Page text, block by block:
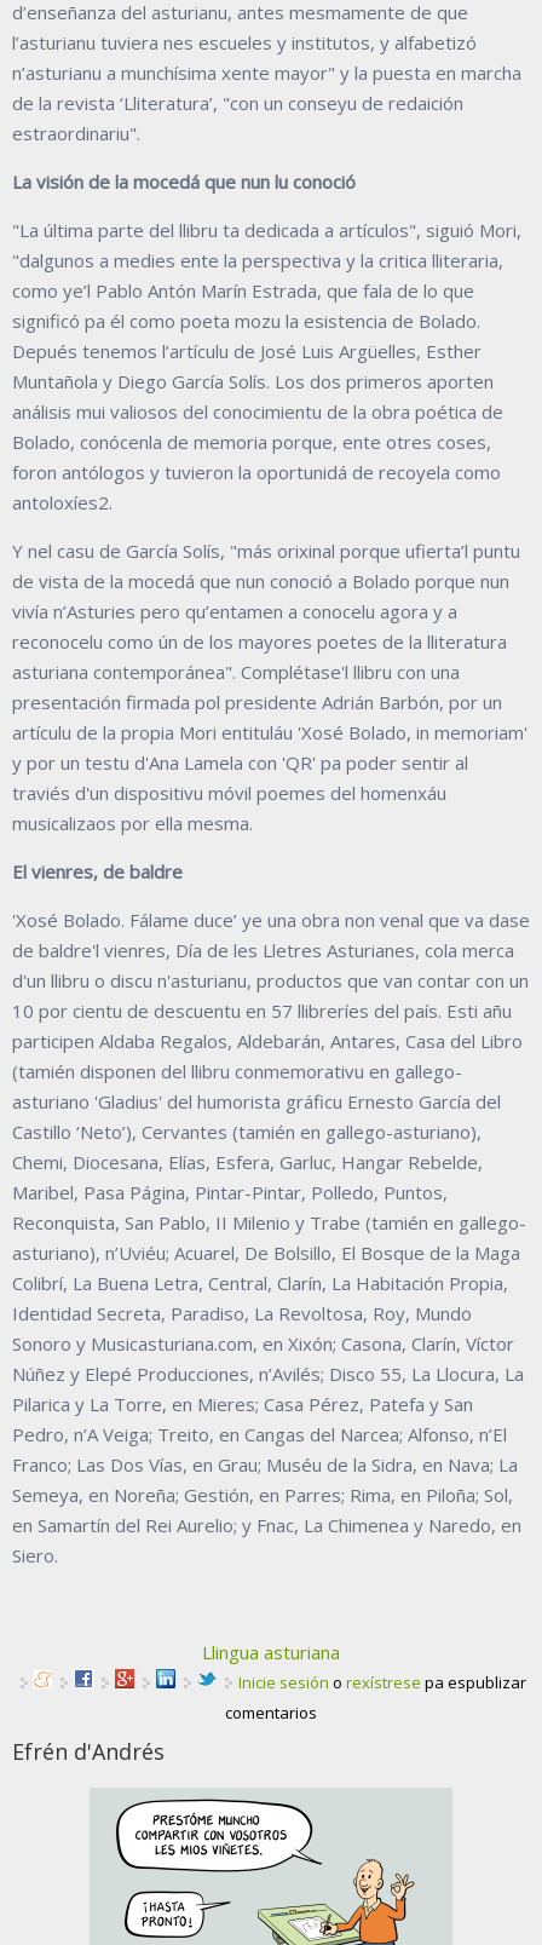
d’enseñanza del asturianu, antes mesmamente de que
l’asturianu tuviera nes escueles y institutos, y alfabetizó
n’asturianu a munchísima xente mayor" y la puesta en marcha
de la revista ‘Lliteratura’, "con un conseyu de redaición
estraordinariu".
La visión de la mocedá que nun lu conoció
"La última parte del llibru ta dedicada a artículos", siguió Mori,
"dalgunos a medies ente la perspectiva y la critica lliteraria,
como ye’l Pablo Antón Marín Estrada, que fala de lo que
significó pa él como poeta mozu la esistencia de Bolado.
Depués tenemos l’artículu de José Luis Argüelles, Esther
Muntañola y Diego García Solís. Los dos primeros aporten
análisis mui valiosos del conocimientu de la obra poética de
Bolado, conócenla de memoria porque, ente otres coses,
foron antólogos y tuvieron la oportunidá de recoyela como
antoloxíes2.
Y nel casu de García Solís, "más orixinal porque ufierta’l puntu
de vista de la mocedá que nun conoció a Bolado porque nun
vivía n’Asturies pero qu’entamen a conocelu agora y a
reconocelu como ún de los mayores poetes de la lliteratura
asturiana contemporánea". Complétase'l llibru con una
presentación firmada pol presidente Adrián Barbón, por un
artículu de la propia Mori entituláu 'Xosé Bolado, in memoriam'
y por un testu d'Ana Lamela con 'QR' pa poder sentir al
traviés d'un dispositivu móvil poemes del homenxáu
musicalizaos por ella mesma.
El vienres, de baldre
'Xosé Bolado. Fálame duce’ ye una obra non venal que va dase
de baldre'l vienres, Día de les Lletres Asturianes, cola merca
d'un llibru o discu n'asturianu, productos que van contar con un
10 por cientu de descuentu en 57 llibreríes del país. Esti añu
participen Aldaba Regalos, Aldebarán, Antares, Casa del Libro
(tamién disponen del llibru conmemorativu en gallego-
asturiano 'Gladius' del humorista gráficu Ernesto García del
Castillo ‘Neto’), Cervantes (tamién en gallego-asturiano),
Chemi, Diocesana, Elías, Esfera, Garluc, Hangar Rebelde,
Maribel, Pasa Página, Pintar-Pintar, Polledo, Puntos,
Reconquista, San Pablo, II Milenio y Trabe (tamién en gallego-
asturiano), n’Uviéu; Acuarel, De Bolsillo, El Bosque de la Maga
Colibrí, La Buena Letra, Central, Clarín, La Habitación Propia,
Identidad Secreta, Paradiso, La Revoltosa, Roy, Mundo
Sonoro y Musicasturiana.com, en Xixón; Casona, Clarín, Víctor
Núñez y Elepé Producciones, n’Avilés; Disco 55, La Llocura, La
Pilarica y La Torre, en Mieres; Casa Pérez, Patefa y San
Pedro, n’A Veiga; Treito, en Cangas del Narcea; Alfonso, n’El
Franco; Las Dos Vías, en Grau; Muséu de la Sidra, en Nava; La
Semeya, en Noreña; Gestión, en Parres; Rima, en Piloña; Sol,
en Samartín del Rei Aurelio; y Fnac, La Chimenea y Naredo, en
Siero.
Llingua asturiana
Inicie sesión o rexístrese pa espublizar
comentarios
Efrén d'Andrés